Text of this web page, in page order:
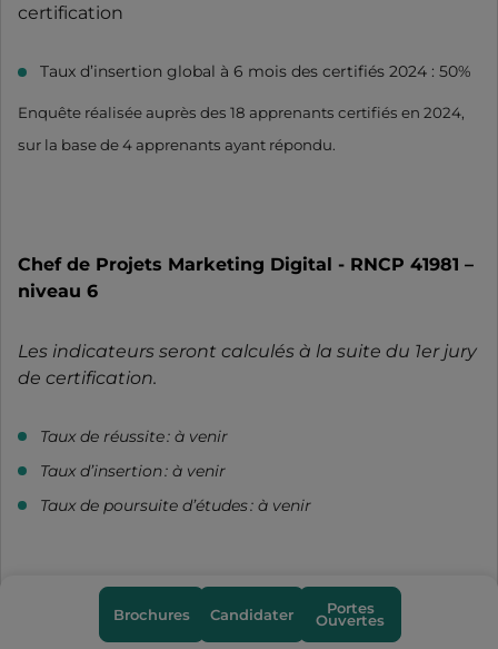
Brochures Candidater Portes
Ouvertes
certification
Taux d’insertion global à 6 mois des certifiés 2024 : 50%
Enquête réalisée auprès des 18 apprenants certifiés en 2024,
sur la base de 4 apprenants ayant répondu.
Chef de Projets Marketing Digital - RNCP 41981 –
niveau 6
Les indicateurs seront calculés à la suite du 1er jury
de certification.
Taux de réussite : à venir
Taux d’insertion : à venir
Taux de poursuite d’études : à venir
Chef de Projets Design Interactif - RNCP 41989 –